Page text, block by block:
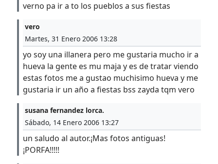
verno pa ir a to los pueblos a sus fiestas
vero
Martes, 31 Enero 2006 13:28
yo soy una illanera pero me gustaria mucho ir a
hueva la gente es mu maja y es de tratar viendo
estas fotos me a gustao muchisimo hueva y me
gustaria ir un año a fiestas bss zayda tqm vero
susana fernandez lorca.
Sábado, 14 Enero 2006 13:27
un saludo al autor.¡Mas fotos antiguas!
¡PORFA!!!!!